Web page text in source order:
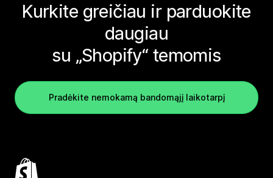
Kurkite greičiau ir parduokite
daugiau
su „Shopify“ temomis
Pradėkite nemokamą bandomąjį laikotarpį